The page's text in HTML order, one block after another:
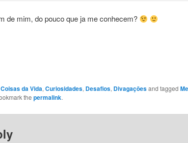
de mim, do pouco que ja me conhecem?
Coisas da Vida, Curiosidades, Desafios, Divagaçōesand tagged Me
the permalink.